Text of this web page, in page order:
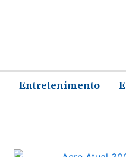
Entretenimento